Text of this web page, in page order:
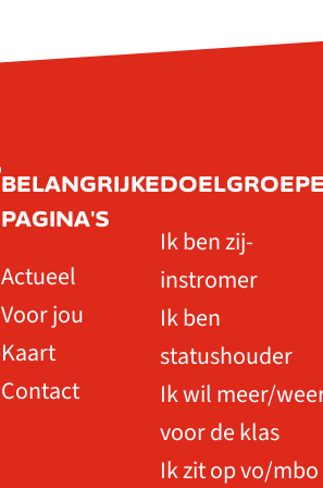
BELANGRIJKE
PAGINA'S
Actueel
Voor jou
Kaart
Contact
Ik ben zij-
instromer
Ik ben
statushouder
Ik wil meer/
voor de klas
Ik zit op vo/mbo